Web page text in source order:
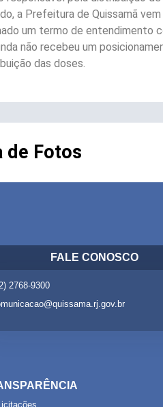
a Prefeitura de Quissamã
um termo de entendimento
não recebeu um
das doses.
de Fotos
FALE CONOSCO
2768-9300
Licitações